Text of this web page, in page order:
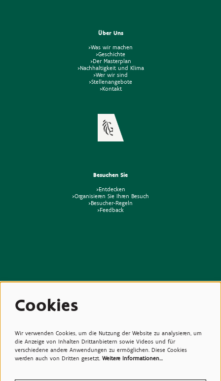
Über Uns
>Was wir machen
>Geschichte
>Der Masterplan
>Nachhaltigkeit und Klima
>Wer wir sind
>Stellenangebote
>Kontakt
Besuchen Sie
>Entdecken
>Organisieren Sie Ihren Besuch
>Besucher-Regeln
>Feedback
>Expertise
>Giftige Pflanzen
Cookies
Wir verwenden Cookies, um die Nutzung der Website zu analysieren, um
die Anzeige von Inhalten Drittanbietern sowie Videos und für
verschiedene andere Anwendungen zu ermöglichen. Diese Cookies
werden auch von Dritten gesetzt. Weitere Informationen…